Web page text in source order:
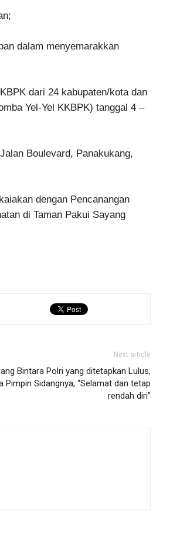
dalam menyemarakkan
dari 24 kabupaten/kota dan
Yel-Yel KKBPK) tanggal 4 –
Boulevard, Panakukang,
dengan Pencanangan
di Taman Pakui Sayang
Next article
Bintara Polri yang ditetapkan Lulus,
Pimpin Sidangnya, “Selamat dan tetap
rendah diri”